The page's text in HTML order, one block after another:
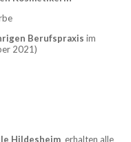
Berufspraxis im
2021)
Hildesheim erhalten alle